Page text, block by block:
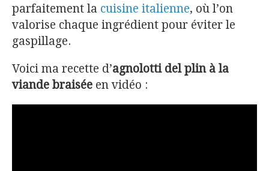
parfaitement la cuisine italienne, où l’on
valorise chaque ingrédient pour éviter le
gaspillage.
Voici ma recette d’agnolotti del plin à la
viande braisée en vidéo :